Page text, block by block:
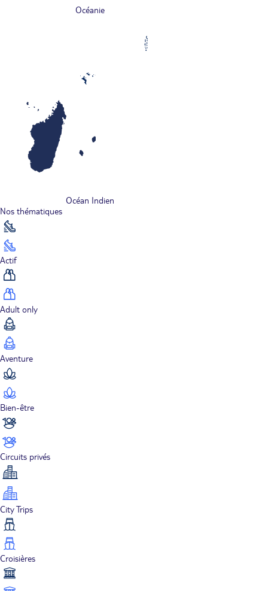
Océanie
Océan Indien
Nos thématiques
Actif
Adult only
Aventure
Bien-être
Circuits privés
City Trips
Croisières